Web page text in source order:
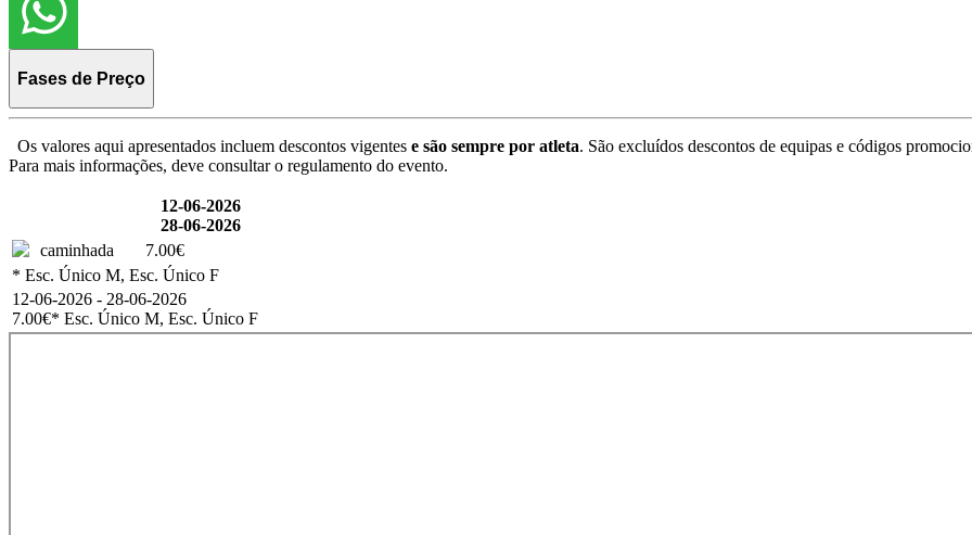
Fases de Preço
Os valores aqui apresentados incluem descontos vigentes e são sempre por atleta. São excluídos descontos de equipas e códigos
Para mais informações, deve consultar o regulamento do evento.
12-06-2026
28-06-2026
caminhada
7.00€
* Esc. Único M, Esc. Único F
12-06-2026 - 28-06-2026
7.00€* Esc. Único M, Esc. Único F